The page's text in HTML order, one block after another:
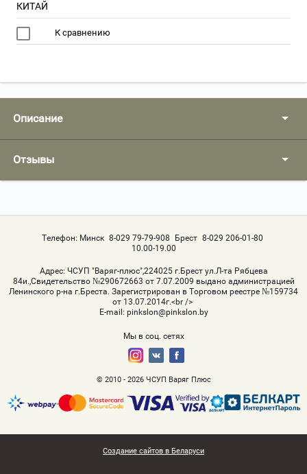
КИТАЙ
К сравнению
Описание
Отзывы
Телефон: Минск 8-029 79-79-908 Брест 8-029 206-01-80
10.00-19.00
Адрес: ЧСУП "Варяг-плюс",224025 г.Брест ул.Л-та Рябцева
84и.,Свидетельство №290672663 от 7.07.2009 выдано администрацией
Ленинского р-на г.Бреста. Зарегистрирован в Торговом реестре №159734
от 13.07.2014г.<br />
Е-mail: pinkslon@pinkslon.by
Мы в соц. сетях
© 2010 - 2026 ЧСУП Варяг Плюс
Создание сайтов в Беларуси